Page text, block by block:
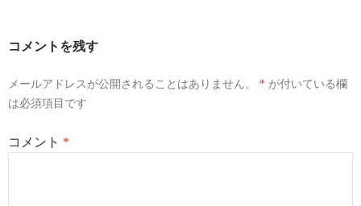
コメントを残す
メールアドレスが公開されることはありません。 * が付いている欄
は必須項目です
コメント *